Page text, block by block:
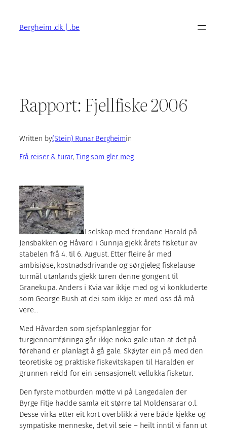
contentBergheim .dk | .be
Rapport: Fjellfiske 2006
Written by(Stein) Runar Bergheimin
Frå reiser & turar, Ting som gler meg
I selskap med frendane Harald på
Jensbakken og Håvard i Gunnja gjekk årets fisketur av
stabelen frå 4. til 6. August. Etter fleire år med
ambisiøse, kostnadsdrivande og sørgjeleg fiskelause
turmål utanlands gjekk turen denne gongent til
Granekupa. Anders i Kvia var ikkje med og vi konkluderte
som George Bush at dei som ikkje er med oss då må
vere…
Med Håvarden som sjefsplanleggjar for
turgjennomføringa går ikkje noko gale utan at det på
førehand er planlagt å gå gale. Skøyter ein på med den
teoretiske og praktiske fiskevitskapen til Haralden er
grunnen reidd for ein sensasjonelt vellukka fisketur.
Den fyrste motburden møtte vi på Langedalen der
Byrge Fitje hadde samla eit større tal Moldensarar o.l.
Desse virka etter eit kort overblikk å vere både kjekke og
sympatiske menneske, det vil seie – heilt inntil vi fann ut